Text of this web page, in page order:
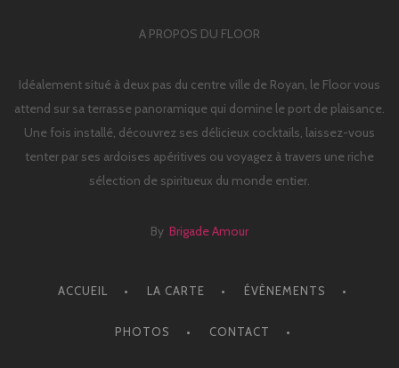
A PROPOS DU FLOOR
Idéalement situé à deux pas du centre ville de Royan, le Floor vous
attend sur sa terrasse panoramique qui domine le port de plaisance.
Une fois installé, découvrez ses délicieux cocktails, laissez-vous
tenter par ses ardoises apéritives ou voyagez à travers une riche
sélection de spiritueux du monde entier.
By Brigade Amour
ACCUEIL LA CARTE ÉVÈNEMENTS
PHOTOS CONTACT